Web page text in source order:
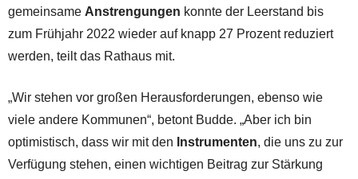
gemeinsame Anstrengungen konnte der Leerstand bis
zum Frühjahr 2022 wieder auf knapp 27 Prozent reduziert
werden, teilt das Rathaus mit.
„Wir stehen vor großen Herausforderungen, ebenso wie
viele andere Kommunen“, betont Budde. „Aber ich bin
optimistisch, dass wir mit den Instrumenten, die uns zu zur
Verfügung stehen, einen wichtigen Beitrag zur Stärkung